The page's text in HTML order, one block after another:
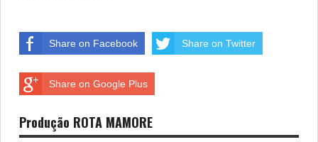
Share on Facebook Share on Twitter
Share on Google Plus
Produção ROTA MAMORE